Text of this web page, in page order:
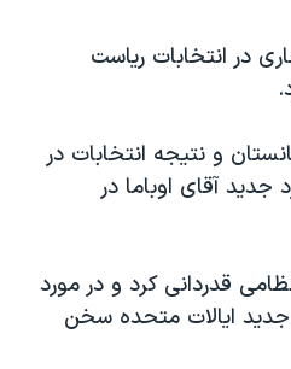
در انتخابات ریاست
و نتیجه انتخابات در
جدید آقای اوباما در
قدردانی کرد و در مورد
ایالات متحده سخن